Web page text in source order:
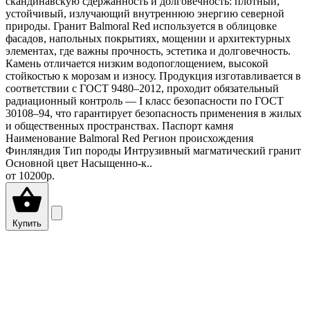
устойчивый, излучающий внутреннюю энергию северной
природы. Гранит Balmoral Red используется в облицовке
фасадов, напольных покрытиях, мощении и архитектурных
элементах, где важны прочность, эстетика и долговечность.
Камень отличается низким водопоглощением, высокой
стойкостью к морозам и износу. Продукция изготавливается в
соответствии с ГОСТ 9480–2012, проходит обязательный
радиационный контроль — I класс безопасности по ГОСТ
30108–94, что гарантирует безопасность применения в жилых
и общественных пространствах. Паспорт камня
Наименование Balmoral Red Регион происхождения
Финляндия Тип породы Интрузивный магматический гранит
Основной цвет Насыщенно-к..
от 10200р.
Купить